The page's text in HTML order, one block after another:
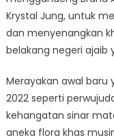
Krystal Jung, untuk
dan menyenangkan
belakang negeri ajaib
Merayakan awal baru
2022 seperti
kehangatan sinar
aneka flora khas